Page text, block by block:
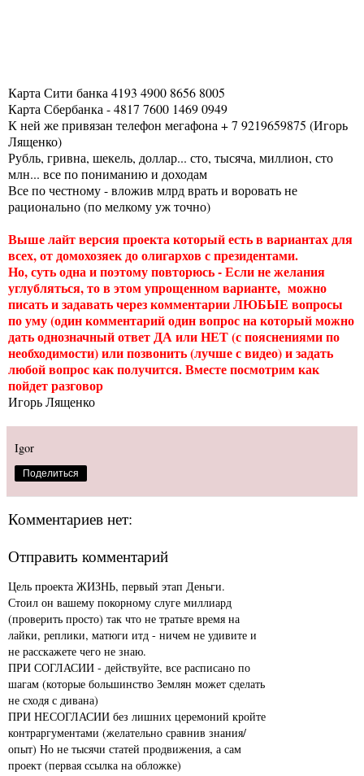
Карта Сити банка 4193 4900 8656 8005
Карта Сбербанка - 4817 7600 1469 0949
К ней же привязан телефон мегафона + 7 9219659875 (Игорь
Лященко)
Рубль, гривна, шекель, доллар... сто, тысяча, миллион, сто
млн... все по пониманию и доходам
Все по честному - вложив млрд врать и воровать не
рационально (по мелкому уж точно)
Выше лайт версия проекта который есть в вариантах для
всех, от домохозяек до олигархов с президентами.
Но, суть одна и поэтому повторюсь - Если не желания
углубляться, то в этом упрощенном варианте, можно
писать и задавать через комментарии ЛЮБЫЕ вопросы
по уму (один комментарий один вопрос на который можно
дать однозначный ответ ДА или НЕТ (с пояснениями по
необходимости) или позвонить (лучше с видео) и задать
любой вопрос как получится. Вместе посмотрим как
пойдет разговор
Игорь Лященко
Igor
Поделиться
Комментариев нет:
Отправить комментарий
Цель проекта ЖИЗНЬ, первый этап Деньги.
Стоил он вашему покорному слуге миллиард
(проверить просто) так что не тратьте время на
лайки, реплики, матюги итд - ничем не удивите и
не расскажете чего не знаю.
ПРИ СОГЛАСИИ - действуйте, все расписано по
шагам (которые большинство Землян может сделать
не сходя с дивана)
ПРИ НЕСОГЛАСИИ без лишних церемоний кройте
контраргументами (желательно сравнив знания/
опыт) Но не тысячи статей продвижения, а сам
проект (первая ссылка на обложке)